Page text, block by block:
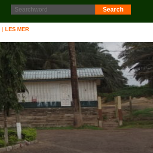
Protokoll fra generalforsamling 2025 er nå lagt ut på
Intranett. Logg in. Minutes from AGM 2025 is now available
LES MER